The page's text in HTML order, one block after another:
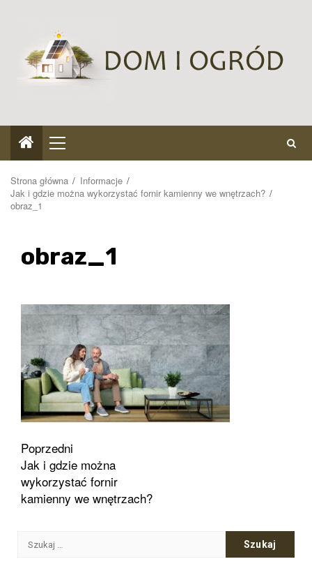
Menu
główne
Strona główna
Informacje
Jak i gdzie można wykorzystać fornir kamienny we wnętrzach?
obraz_1
obraz_1
Zobacz
wpisy
Poprzedni
Jak i gdzie można
wykorzystać fornir
kamienny we wnętrzach?
Szukaj: